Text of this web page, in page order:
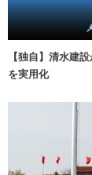
【独自】清水建
を実用化